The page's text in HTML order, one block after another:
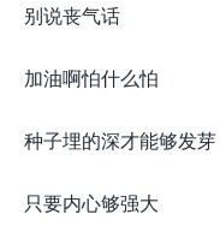
别说丧气话
加油啊怕什么怕
种子埋的深才能够发芽
只要内心够强大